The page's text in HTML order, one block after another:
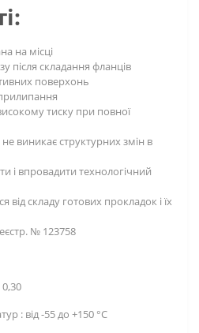
на місці
після складання фланців
поверхонь
тиску при повної
виникає структурних змін в
і впровадити технологічний
від складу готових прокладок і їх
№ 123758
: від -55 до +150 °C